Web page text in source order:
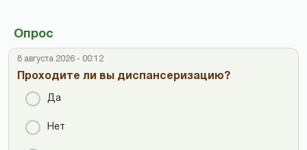
Опрос
8 августа 2026 - 00:12
Проходите ли вы диспансеризацию?
Да
Нет